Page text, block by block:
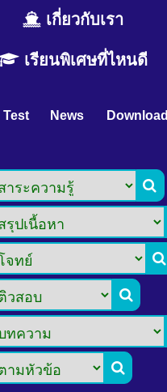
เกี่ยวกับเรา
เรียนพิเศษที่ไหนดี
Test News Download



